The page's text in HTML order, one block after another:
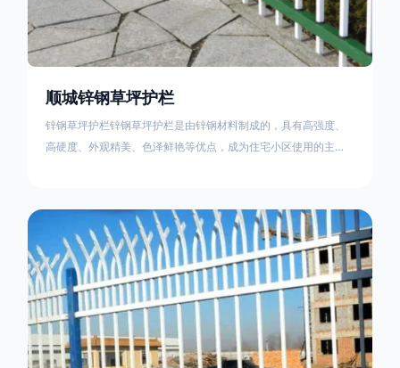
顺城锌钢草坪护栏
锌钢草坪护栏锌钢草坪护栏是由锌钢材料制成的，具有高强度、
高硬度、外观精美、色泽鲜艳等优点，成为住宅小区使用的主流
的使用方法主要是应用在人员行走的边界处，这就需要锌钢草坪
护栏产品的表面设计较为圆滑，减少人员不小心碰触锌钢草坪护
栏产品的伤害值。在安装前，土木建筑为砖砌或混凝土浇筑奠定
了的基础